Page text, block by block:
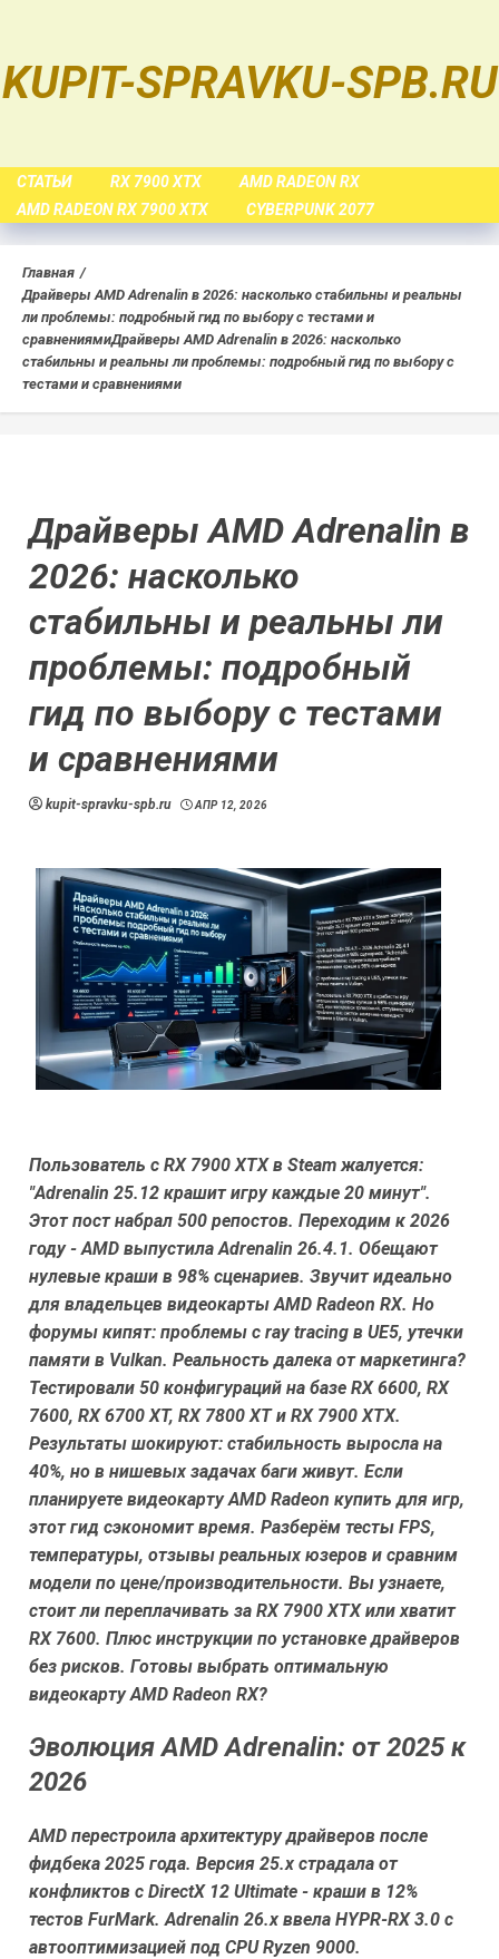
content
KUPIT-SPRAVKU-SPB.RU
СТАТЬИ RX 7900 XTX
AMD RADEON RX
AMD RADEON RX 7900 XTX
CYBERPUNK 2077
Главная
Драйверы AMD Adrenalin в 2026: насколько стабильны и реальны
ли проблемы: подробный гид по выбору с тестами и
сравнениямиДрайверы AMD Adrenalin в 2026: насколько
стабильны и реальны ли проблемы: подробный гид по выбору с
тестами и сравнениями
Драйверы AMD Adrenalin в
2026: насколько
стабильны и реальны ли
проблемы: подробный
гид по выбору с тестами
и сравнениями
kupit-spravku-spb.ru АПР 12, 2026
Пользователь с RX 7900 XTX в Steam жалуется:
"Adrenalin 25.12 крашит игру каждые 20 минут".
Этот пост набрал 500 репостов. Переходим к 2026
году - AMD выпустила Adrenalin 26.4.1. Обещают
нулевые краши в 98% сценариев. Звучит идеально
для владельцев видеокарты AMD Radeon RX. Но
форумы кипят: проблемы с ray tracing в UE5, утечки
памяти в Vulkan. Реальность далека от маркетинга?
Тестировали 50 конфигураций на базе RX 6600, RX
7600, RX 6700 XT, RX 7800 XT и RX 7900 XTX.
Результаты шокируют: стабильность выросла на
40%, но в нишевых задачах баги живут. Если
планируете видеокарту AMD Radeon купить для игр,
этот гид сэкономит время. Разберём тесты FPS,
температуры, отзывы реальных юзеров и сравним
модели по цене/производительности. Вы узнаете,
стоит ли переплачивать за RX 7900 XTX или хватит
RX 7600. Плюс инструкции по установке драйверов
без рисков. Готовы выбрать оптимальную
видеокарту AMD Radeon RX?
Эволюция AMD Adrenalin: от 2025 к
2026
AMD перестроила архитектуру драйверов после
фидбека 2025 года. Версия 25.x страдала от
конфликтов с DirectX 12 Ultimate - краши в 12%
тестов FurMark. Adrenalin 26.x ввела HYPR-RX 3.0 с
автооптимизацией под CPU Ryzen 9000.